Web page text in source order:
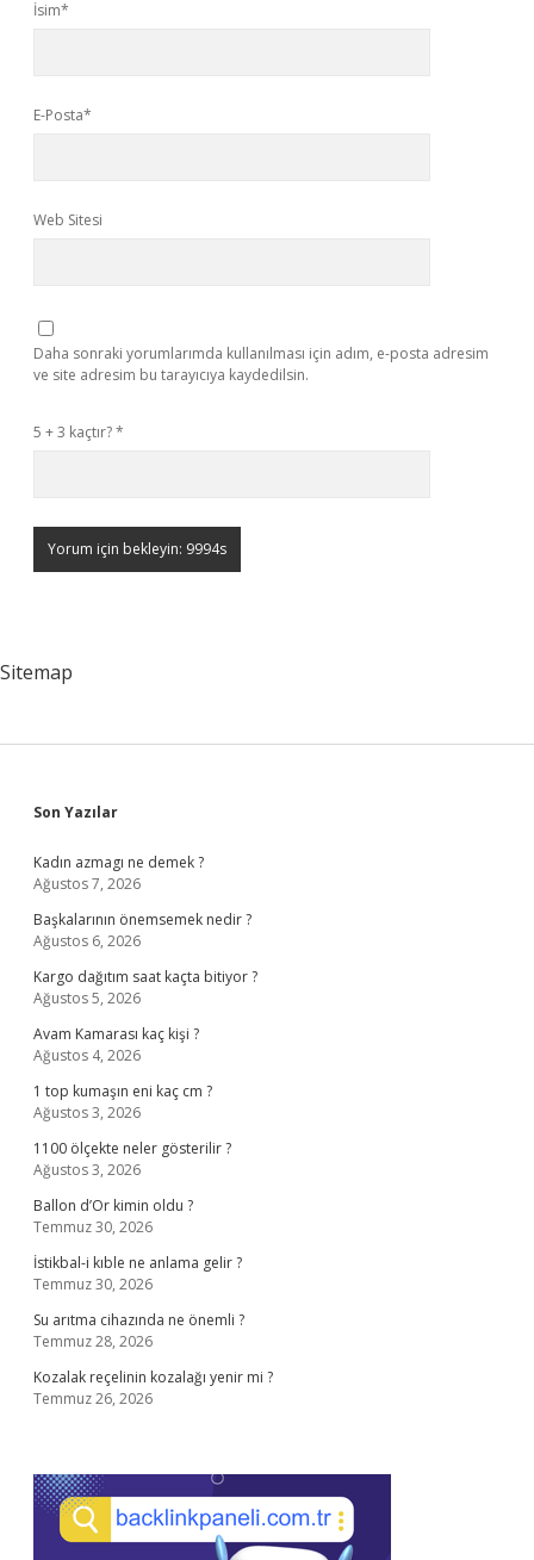
İsim*
E-Posta*
Web Sitesi
Daha sonraki yorumlarımda kullanılması için adım, e-posta adresim
ve site adresim bu tarayıcıya kaydedilsin.
5 + 3 kaçtır?*
Sitemap
Sidebar
Son Yazılar
Kadın azmagı ne demek ?
Ağustos 7, 2026
Başkalarının önemsemek nedir ?
Ağustos 6, 2026
Kargo dağıtım saat kaçta bitiyor ?
Ağustos 5, 2026
Avam Kamarası kaç kişi ?
Ağustos 4, 2026
1 top kumaşın eni kaç cm ?
Ağustos 3, 2026
1100 ölçekte neler gösterilir ?
Ağustos 3, 2026
Ballon d’Or kimin oldu ?
Temmuz 30, 2026
İstikbal-i kıble ne anlama gelir ?
Temmuz 30, 2026
Su arıtma cihazında ne önemli ?
Temmuz 28, 2026
Kozalak reçelinin kozalağı yenir mi ?
Temmuz 26, 2026